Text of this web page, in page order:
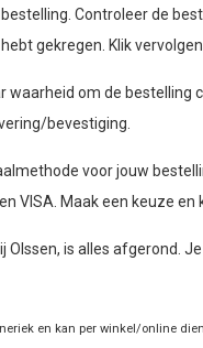
Controleer de
gekregen. Klik
waarheid om de
bevestiging.
voor jouw
VISA. Maak een keuze en
Olssen, is alles afgerond.
en kan per winkel/online